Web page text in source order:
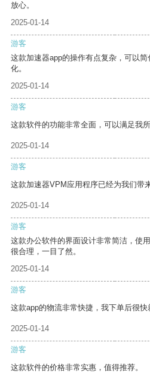
放心。
2025-01-14
游客
这款加速器app的操作有点复杂，可以
化。
2025-01-14
游客
这款软件的功能非常全面，可以满足我所
2025-01-14
游客
这款加速器VPM应用程序已经为我们带
2025-01-14
游客
这款办公软件的界面设计非常简洁，使
很合理，一目了然。
2025-01-14
游客
这款app的物流非常快捷，我下单后很快
2025-01-14
游客
这款软件的价格非常实惠，值得推荐。